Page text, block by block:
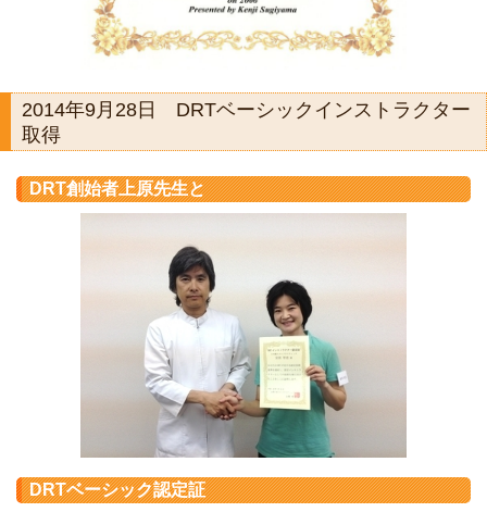
2014年9月28日 DRTベーシックインストラクター
取得
DRT創始者上原先生と
DRTベーシック認定証